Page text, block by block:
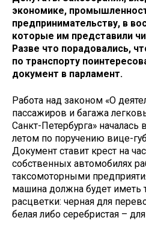
экономике,
предпринимательству, в
которые им представили
Разве что порадовались,
по транспорту
документ в парламент.
Работа над законом «О
пассажиров и багажа
Санкт-Петербурга» началась
летом по поручению вице-
Документ ставит крест на
собственных автомобилях
таксомоторными
машина должна будет иметь
расцветки: черная для
белая либо серебристая –